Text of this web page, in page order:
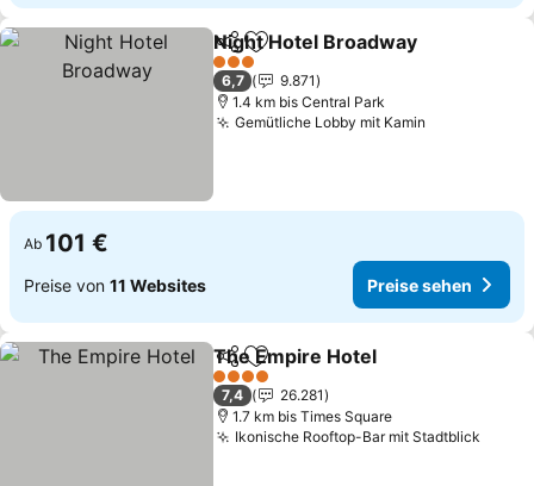
TeilenZu Favoriten hinzufügen
Night Hotel Broadway
3 Sterne
6,7
9.871
1.4 km bis Central Park
Gemütliche Lobby mit Kamin
Ab 101 €
Preise von 11 Websites Preise sehen
TeilenZu Favoriten hinzufügen
The Empire Hotel
4 Sterne
7,4
26.281
1.7 km bis Times Square
Ikonische Rooftop-Bar mit Stadtblick